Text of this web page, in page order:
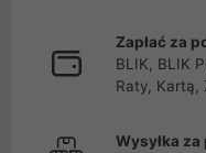
Zapłać za
BLIK, BLIK
Raty, Kartą,
Wysyłka za